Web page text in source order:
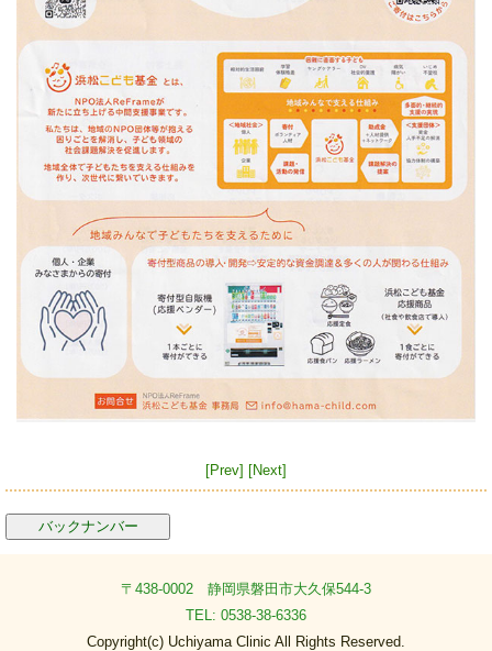
[Prev] [Next]
バックナンバー
〒438-0002 静岡県磐田市大久保544-3
TEL: 0538-38-6336
Copyright(c) Uchiyama Clinic All Rights Reserved.